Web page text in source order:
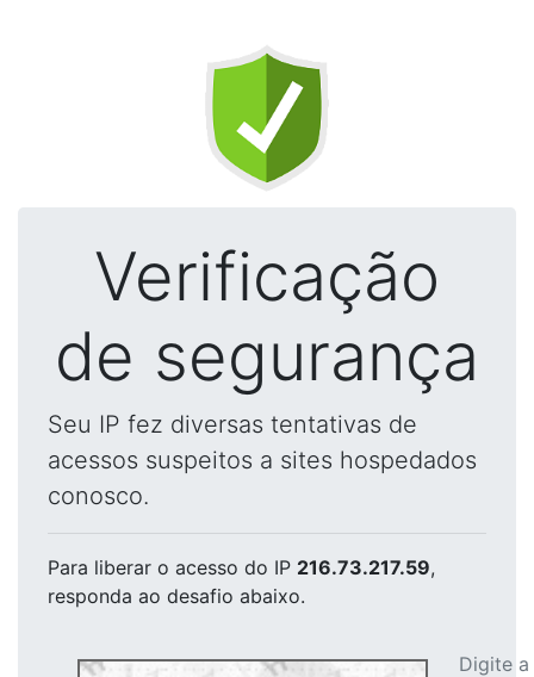
Verificação
de segurança
Seu IP fez diversas tentativas de
acessos suspeitos a sites hospedados
conosco.
Para liberar o acesso do IP 216.73.217.59,
responda ao desafio abaixo.
Digite